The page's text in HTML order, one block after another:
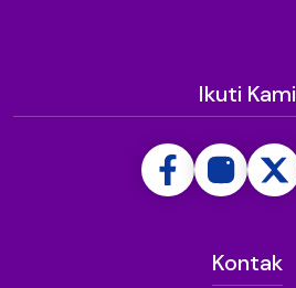
Ikuti Kami
Kontak